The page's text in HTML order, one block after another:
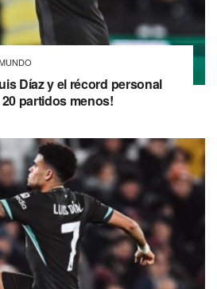
Díaz y el récord personal
partidos menos!